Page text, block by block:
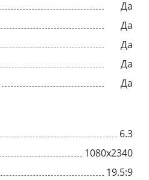
Да
Да
Да
Да
Да
6.3
1080x2340
19.5:9